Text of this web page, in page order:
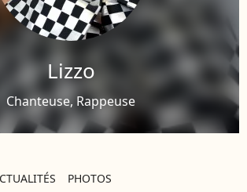
Lizzo
Chanteuse, Rappeuse
PHOTOS